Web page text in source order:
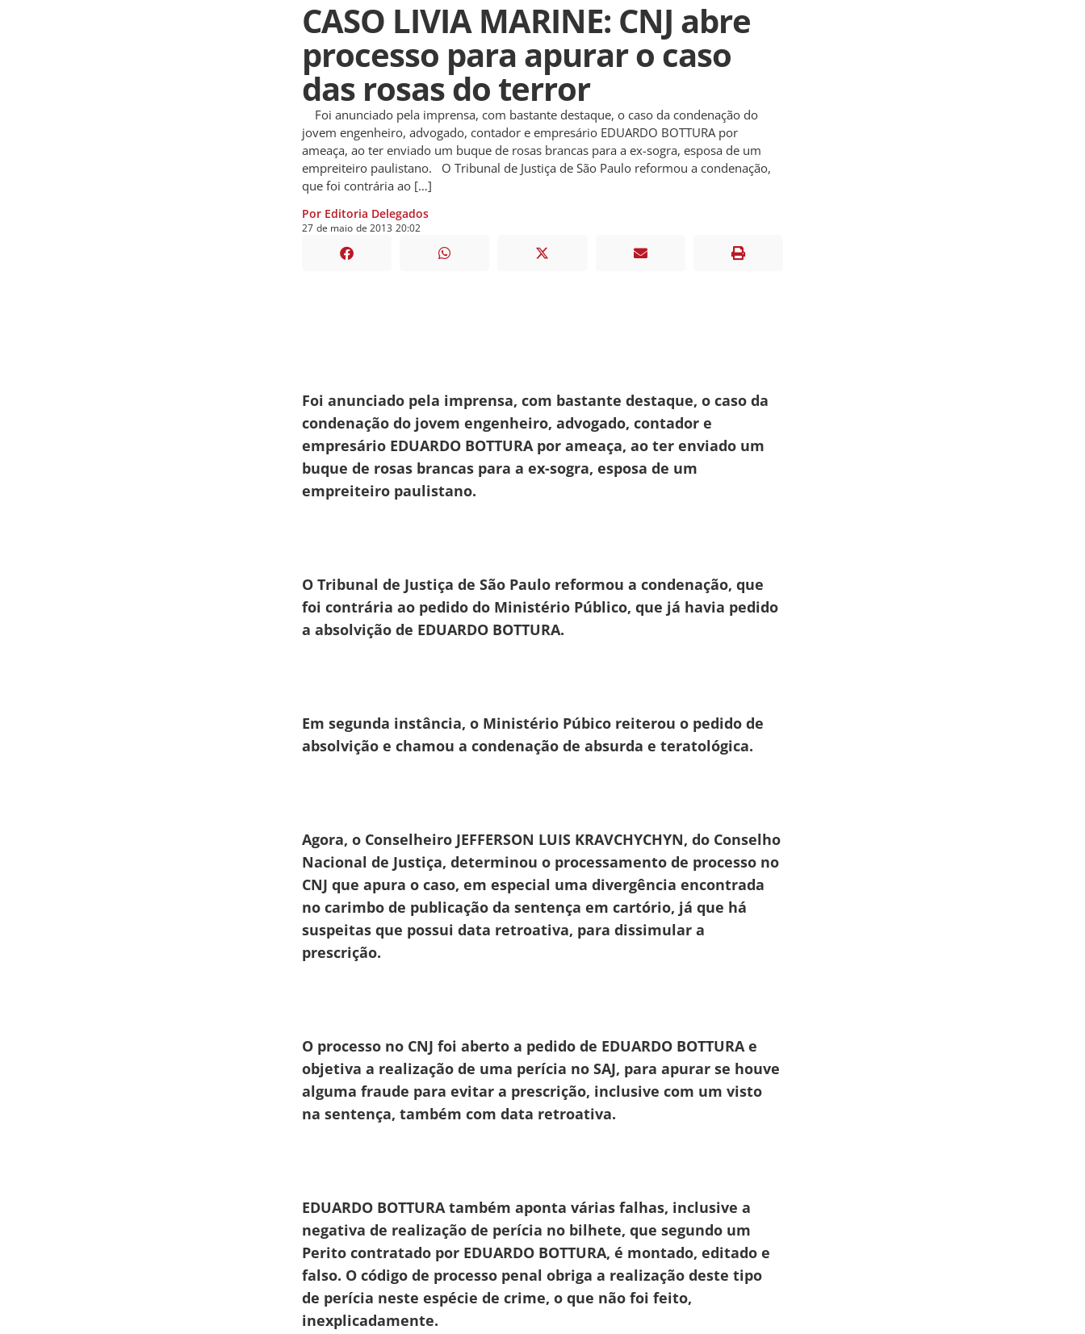
CASO LIVIA MARINE: CNJ abre
processo para apurar o caso
das rosas do terror
Foi anunciado pela imprensa, com bastante destaque, o caso da condenação do
jovem engenheiro, advogado, contador e empresário EDUARDO BOTTURA por
ameaça, ao ter enviado um buque de rosas brancas para a ex-sogra, esposa de um
empreiteiro paulistano. O Tribunal de Justiça de São Paulo reformou a condenação,
que foi contrária ao […]
Por Editoria Delegados
27 de maio de2013 20:02
Foi anunciado pela imprensa, com bastante destaque, o caso da
condenação do jovem engenheiro, advogado, contador e
empresário EDUARDO BOTTURA por ameaça, ao ter enviado um
buque de rosas brancas para a ex-sogra, esposa de um
empreiteiro paulistano.
O Tribunal de Justiça de São Paulo reformou a condenação, que
foi contrária ao pedido do Ministério Público, que já havia pedido
a absolvição de EDUARDO BOTTURA.
Em segunda instância, o Ministério Púbico reiterou o pedido de
absolvição e chamou a condenação de absurda e teratológica.
Agora, o Conselheiro JEFFERSON LUIS KRAVCHYCHYN, do Conselho
Nacional de Justiça, determinou o processamento de processo no
CNJ que apura o caso, em especial uma divergência encontrada
no carimbo de publicação da sentença em cartório, já que há
suspeitas que possui data retroativa, para dissimular a
prescrição.
O processo no CNJ foi aberto a pedido de EDUARDO BOTTURA e
objetiva a realização de uma perícia no SAJ, para apurar se houve
alguma fraude para evitar a prescrição, inclusive com um visto
na sentença, também com data retroativa.
EDUARDO BOTTURA também aponta várias falhas, inclusive a
negativa de realização de perícia no bilhete, que segundo um
Perito contratado por EDUARDO BOTTURA, é montado, editado e
falso. O código de processo penal obriga a realização deste tipo
de perícia neste espécie de crime, o que não foi feito,
inexplicadamente.